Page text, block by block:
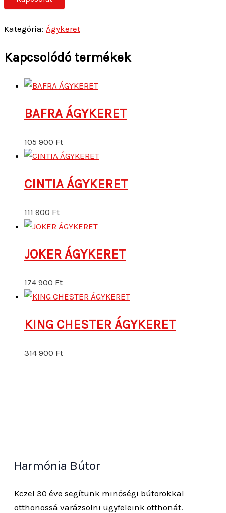
Kategória: Ágykeret
Kapcsolódó termékek
BAFRA ÁGYKERET
105 900 Ft
CINTIA ÁGYKERET
111 900 Ft
JOKER ÁGYKERET
174 900 Ft
KING CHESTER ÁGYKERET
314 900 Ft
Harmónia Bútor
Közel 30 éve segítünk minőségi bútorokkal
otthonossá varázsolni ügyfeleink otthonát.